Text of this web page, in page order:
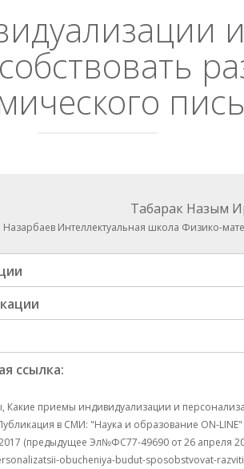
Табарак Назым
Назарбаев Интеллектуальная школа Физико-
ссылка:
приемы индивидуализации и
в СМИ: "Наука и образование ON-
(предыдущее Эл№ФC77-49690 от 26 апреля
obucheniya-budut-sposobstvovat-